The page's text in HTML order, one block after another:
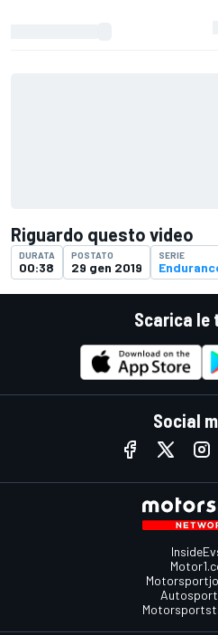
Riguardo questo video
DURATA
00:38
POSTATO
29 gen 2019
SERIE
Scarica le
Social